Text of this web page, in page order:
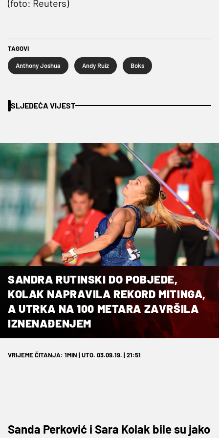
(foto: Reuters)
TAGOVI
Anthony Joshua Andy Ruiz Boks
SLJEDEĆA VIJEST
SANDRA RUTINSKI DO POBJEDE,
KOLAK NAPRAVILA REKORD MITINGA,
A UTRKA NA 100 METARA ZAVRŠILA
IZNENAĐENJEM
VRIJEME ČITANJA: 1MIN | UTO. 03.09.19. | 21:51
Sanda Perković i Sara Kolak bile su jako